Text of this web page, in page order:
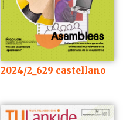
2024/2_629 castellano